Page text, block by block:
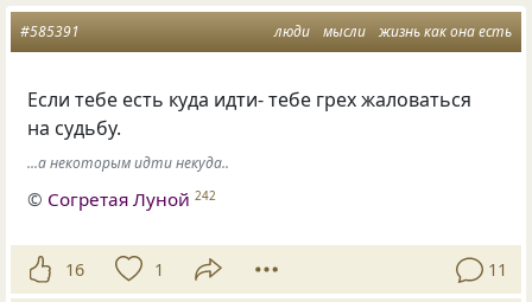
люди мысли жизнь как она есть
#585391
Если тебе есть куда идти- тебе грех жаловаться
на судьбу.
...а некоторым идти некуда..
© Согретая Луной 242
16 1 11